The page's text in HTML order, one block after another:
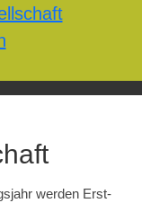
werden Erst-